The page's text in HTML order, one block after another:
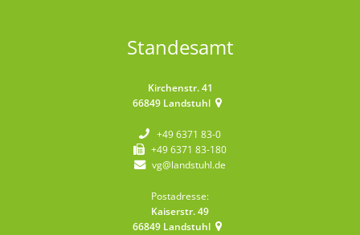
Standesamt
Kirchenstr. 41
66849 Landstuhl
+49 6371 83-0
+49 6371 83-180
vg@landstuhl.de
Postadresse:
Kaiserstr. 49
66849 Landstuhl